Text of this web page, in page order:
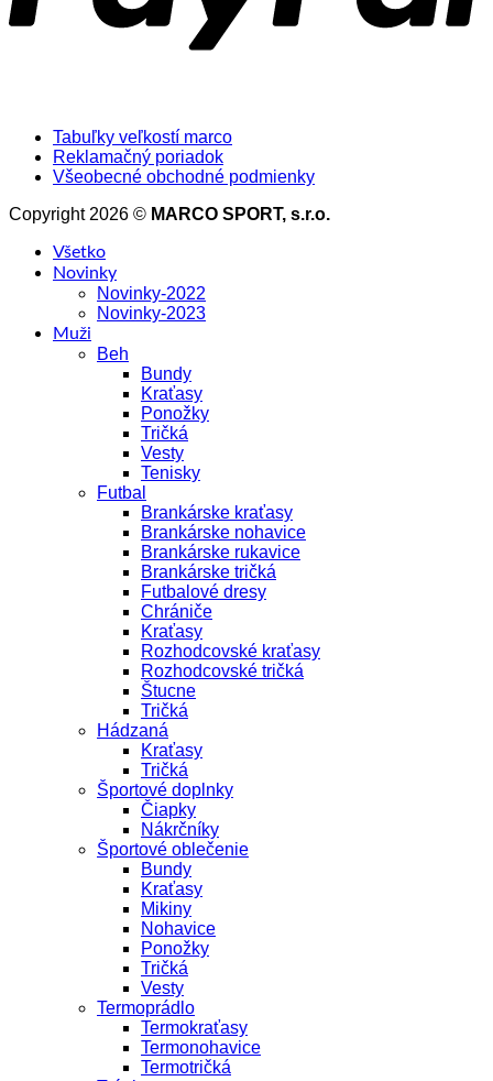
Tabuľky veľkostí marco
Reklamačný poriadok
Všeobecné obchodné podmienky
Copyright 2026 © MARCO SPORT, s.r.o.
Všetko
Novinky
Novinky-2022
Novinky-2023
Muži
Beh
Bundy
Kraťasy
Ponožky
Tričká
Vesty
Tenisky
Futbal
Brankárske kraťasy
Brankárske nohavice
Brankárske rukavice
Brankárske tričká
Futbalové dresy
Chrániče
Kraťasy
Rozhodcovské kraťasy
Rozhodcovské tričká
Štucne
Tričká
Hádzaná
Kraťasy
Tričká
Športové doplnky
Čiapky
Nákrčníky
Športové oblečenie
Bundy
Kraťasy
Mikiny
Nohavice
Ponožky
Tričká
Vesty
Termoprádlo
Termokraťasy
Termonohavice
Termotričká